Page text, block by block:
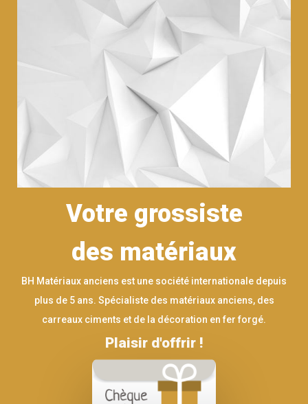
Votre grossiste
des matériaux
BH Matériaux anciens est une société internationale depuis
plus de 5 ans. Spécialiste des matériaux anciens, des
carreaux ciments et de la décoration en fer forgé.
Plaisir d'offrir !